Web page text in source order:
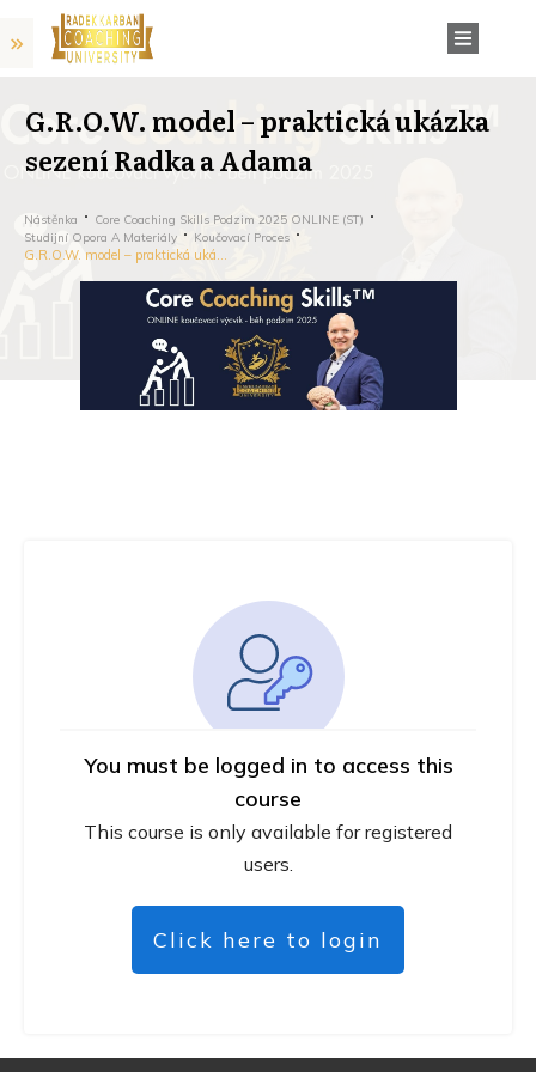
G.R.O.W. model – praktická ukázka
sezení Radka a Adama
Nástěnka
Core Coaching Skills Podzim 2025 ONLINE (ST)
Studijní Opora A Materiály
Koučovací Proces
G.R.O.W. model – praktická ukázka sezení Radka a Adama
You must be logged in to access this
course
This course is only available for registered
users.
Click here to login